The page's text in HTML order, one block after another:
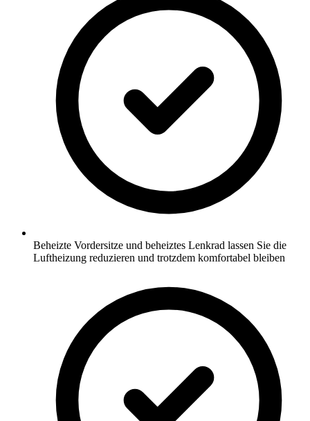
Beheizte Vordersitze und beheiztes Lenkrad lassen Sie die
Luftheizung reduzieren und trotzdem komfortabel bleiben